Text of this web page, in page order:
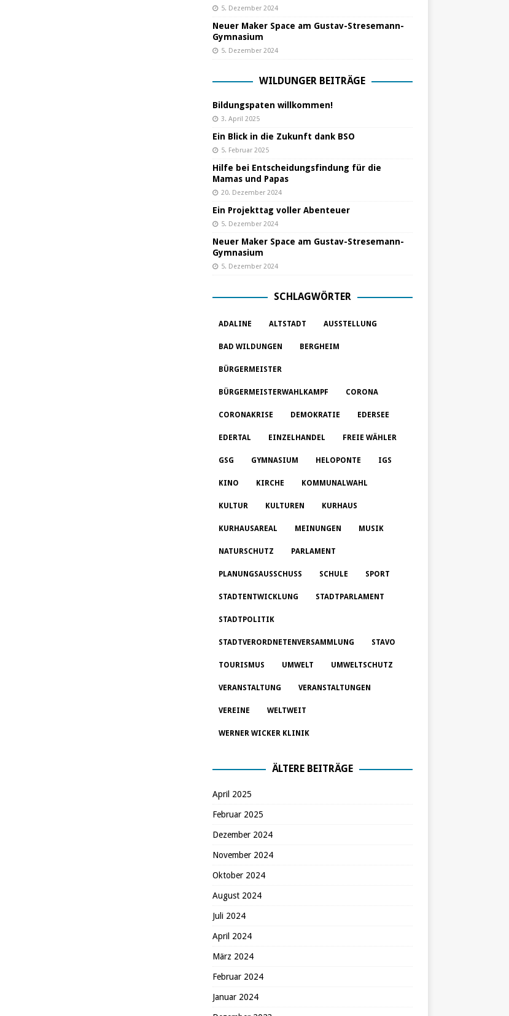
5. Dezember 2024
Neuer Maker Space am Gustav-Stresemann-
Gymnasium
5. Dezember 2024
WILDUNGER BEITRÄGE
Bildungspaten willkommen!
3. April 2025
Ein Blick in die Zukunft dank BSO
5. Februar 2025
Hilfe bei Entscheidungsfindung für die
Mamas und Papas
20. Dezember 2024
Ein Projekttag voller Abenteuer
5. Dezember 2024
Neuer Maker Space am Gustav-Stresemann-
Gymnasium
5. Dezember 2024
SCHLAGWÖRTER
ADALINE ALTSTADT AUSSTELLUNG
BAD WILDUNGEN BERGHEIM
BÜRGERMEISTER
BÜRGERMEISTERWAHLKAMPF CORONA
CORONAKRISE DEMOKRATIE EDERSEE
EDERTAL EINZELHANDEL FREIE WÄHLER
GSG GYMNASIUM HELOPONTE IGS
KINO KIRCHE KOMMUNALWAHL
KULTUR KULTUREN KURHAUS
KURHAUSAREAL MEINUNGEN MUSIK
NATURSCHUTZ PARLAMENT
PLANUNGSAUSSCHUSS SCHULE SPORT
STADTENTWICKLUNG STADTPARLAMENT
STADTPOLITIK
STADTVERORDNETENVERSAMMLUNG STAVO
TOURISMUS UMWELT UMWELTSCHUTZ
VERANSTALTUNG VERANSTALTUNGEN
VEREINE WELTWEIT
WERNER WICKER KLINIK
ÄLTERE BEITRÄGE
April 2025
Februar 2025
Dezember 2024
November 2024
Oktober 2024
August 2024
Juli 2024
April 2024
März 2024
Februar 2024
Januar 2024